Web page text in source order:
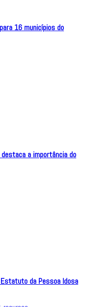
16 municípios do
destaca a importância do
da Pessoa Idosa